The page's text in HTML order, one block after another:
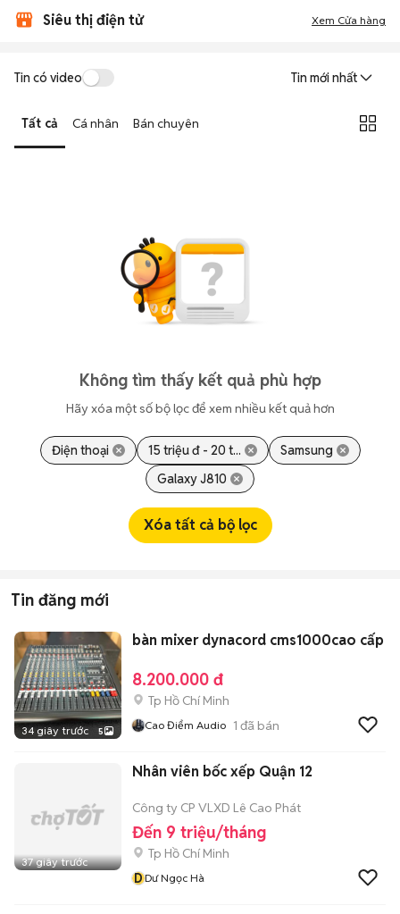
- 20 triệu ở Toàn quốc từ nhiều cá nhân muốn lên đời máy, mang đến đa
dạng sự lựa chọn về tình trạng bảo hành, hình thức máy và màu sắc.
đánh giá chính xác hiệu năng thực tế của máy so với mô tả trên
Mua bán linh hoạt: Hai bên có thể chủ động thỏa thuận giá cả và
địa điểm giao nhận, chốt giao dịch nhanh chóng khi đạt được
Siêu thị điện tử Xem Cửa hàng
Tin có video Tin mới nhất
Tất cả Cá nhân Bán chuyên
Không tìm thấy kết quả phù hợp
Hãy xóa một số bộ lọc để xem nhiều kết quả hơn
Điện thoại 15 triệu đ - 20 t...
Samsung
Galaxy J810
Xóa tất cả bộ lọc
Tin đăng mới
34 giây trước 5
bàn mixer dynacord cms1000cao cấp
8.200.000 đ
Tp Hồ Chí Minh
Cao Điểm Audio 1 đã bán
37 giây trước
Nhân viên bốc xếp Quận 12
Công ty CP VLXD Lê Cao Phát
Đến 9 triệu/tháng
Tp Hồ Chí Minh
DDư Ngọc Hà